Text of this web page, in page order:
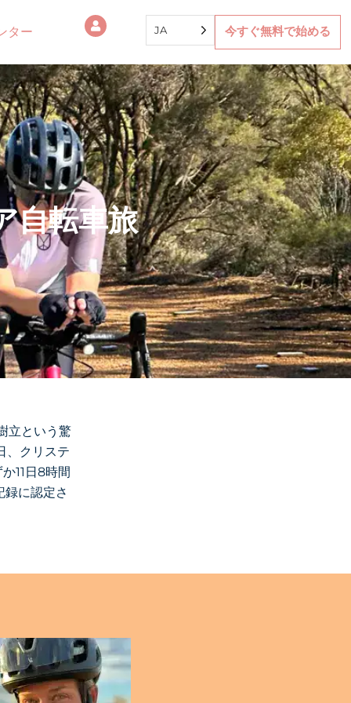
ター JA 今すぐ無料で始める
自転車旅
立という驚
、クリステ
11日8時間
に認定さ